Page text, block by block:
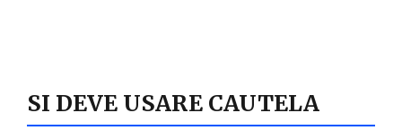
SI DEVE USARE CAUTELA